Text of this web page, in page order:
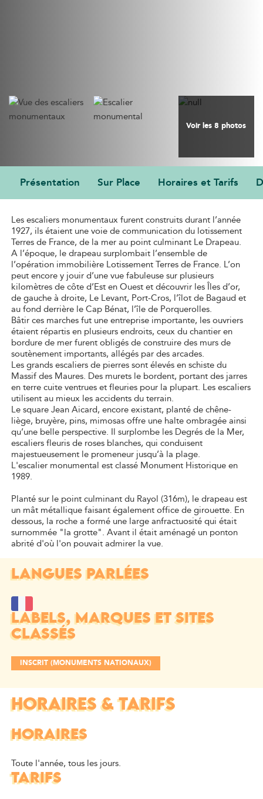
Voir les 8 photos
Présentation Sur Place Horaires et Tarifs
Les escaliers monumentaux furent construits durant l’année
1927, ils étaient une voie de communication du lotissement
Terres de France, de la mer au point culminant Le Drapeau.
A l’époque, le drapeau surplombait l’ensemble de
l’opération immobilière Lotissement Terres de France. L’on
peut encore y jouir d’une vue fabuleuse sur plusieurs
kilomètres de côte d’Est en Ouest et découvrir les Îles d’or,
de gauche à droite, Le Levant, Port-Cros, l’îlot de Bagaud et
au fond derrière le Cap Bénat, l’île de Porquerolles.
Bâtir ces marches fut une entreprise importante, les ouvriers
étaient répartis en plusieurs endroits, ceux du chantier en
bordure de mer furent obligés de construire des murs de
soutènement importants, allégés par des arcades.
Les grands escaliers de pierres sont élevés en schiste du
Massif des Maures. Des murets le bordent, portant des jarres
en terre cuite ventrues et fleuries pour la plupart. Les escaliers
utilisent au mieux les accidents du terrain.
Le square Jean Aicard, encore existant, planté de chêne-
liège, bruyère, pins, mimosas offre une halte ombragée ainsi
qu’une belle perspective. Il surplombe les Degrés de la Mer,
escaliers fleuris de roses blanches, qui conduisent
majestueusement le promeneur jusqu’à la plage.
L'escalier monumental est classé Monument Historique en
1989.
Planté sur le point culminant du Rayol (316m), le drapeau est
un mât métallique faisant également office de girouette. En
dessous, la roche a formé une large anfractuosité qui était
surnommée "la grotte". Avant il était aménagé un ponton
abrité d'où l'on pouvait admirer la vue.
LANGUES PARLÉES
LABELS, MARQUES ET SITES
CLASSÉS
INSCRIT (MONUMENTS NATIONAUX)
HORAIRES & TARIFS
HORAIRES
Toute l'année, tous les jours.
TARIFS